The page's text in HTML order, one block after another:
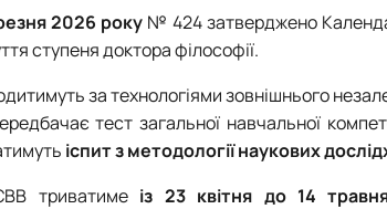
2026 року № 424 затверджено
ступеня доктора філософії.
за технологіями зовнішнього
тест загальної навчальної
іспит з методології наукових
триватиме із 23 квітня до 14